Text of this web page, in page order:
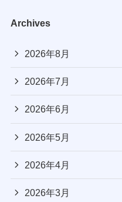
Archives
2026年8月
2026年7月
2026年6月
2026年5月
2026年4月
2026年3月